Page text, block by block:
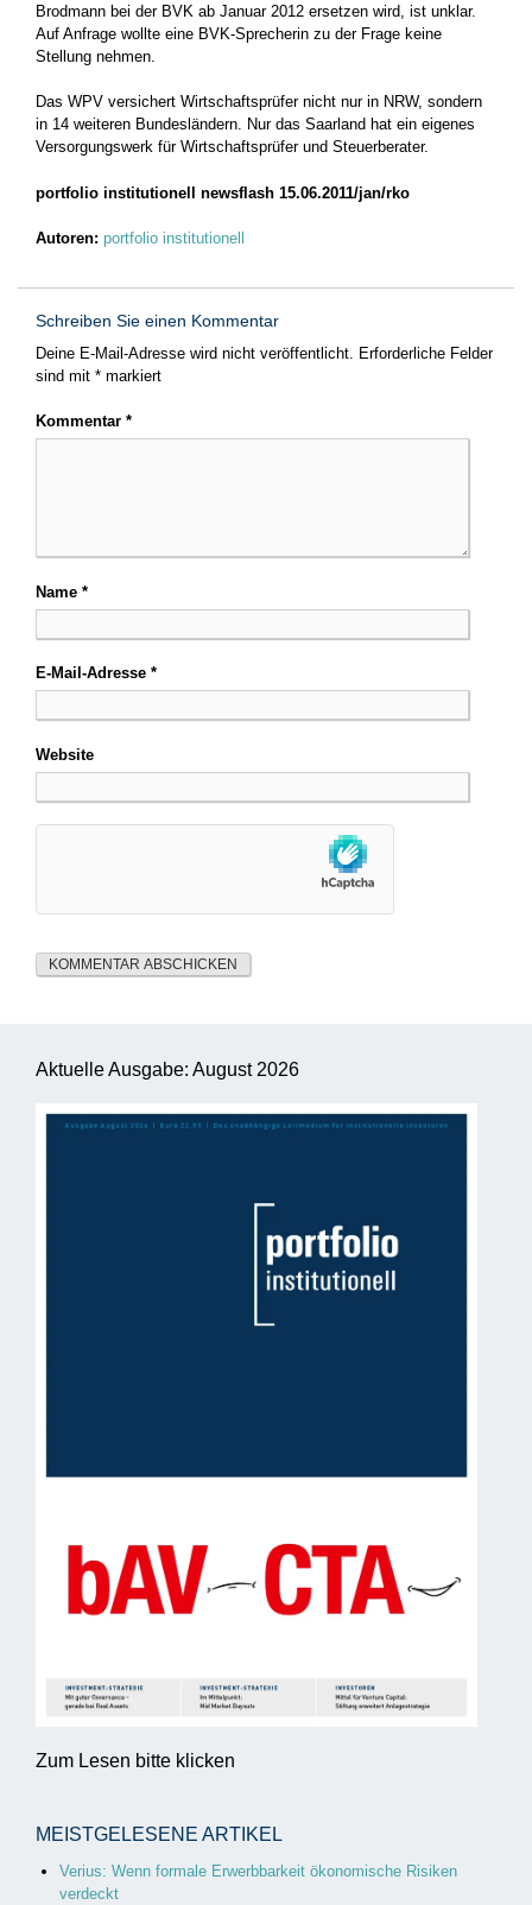
Brodmann bei der BVK ab Januar 2012 ersetzen wird, ist unklar.
Auf Anfrage wollte eine BVK-Sprecherin zu der Frage keine
Stellung nehmen.
Das WPV versichert Wirtschaftsprüfer nicht nur in NRW, sondern
in 14 weiteren Bundesländern. Nur das Saarland hat ein eigenes
Versorgungswerk für Wirtschaftsprüfer und Steuerberater.
portfolio institutionell newsflash 15.06.2011/jan/rko
Autoren: portfolio institutionell
Schreiben Sie einen Kommentar
Deine E-Mail-Adresse wird nicht veröffentlicht. Erforderliche Felder
sind mit * markiert
Kommentar *
Name *
E-Mail-Adresse *
Website
Aktuelle Ausgabe: August 2026
Zum Lesen bitte klicken
MEISTGELESENE ARTIKEL
Verius: Wenn formale Erwerbbarkeit ökonomische Risiken
verdeckt